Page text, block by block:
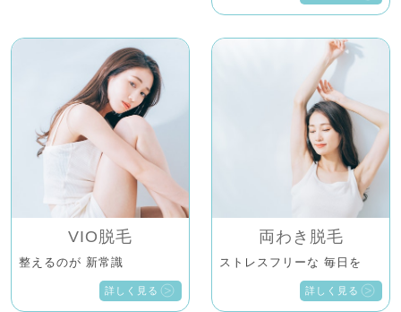
VIO脱毛
整えるのが 新常識
詳しく見る
両わき脱毛
ストレスフリーな 毎日を
詳しく見る